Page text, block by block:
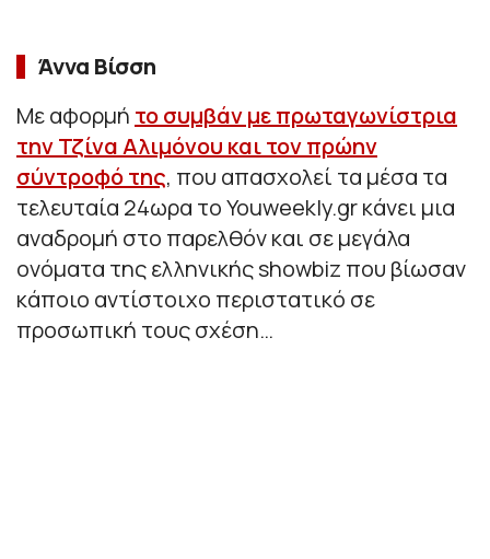
Άννα Βίσση
Με αφορμή το συμβάν με πρωταγωνίστρια
την Τζίνα Αλιμόνου και τον πρώην
σύντροφό της, που απασχολεί τα μέσα τα
τελευταία 24ωρα το Youweekly.gr κάνει μια
αναδρομή στο παρελθόν και σε μεγάλα
ονόματα της ελληνικής showbiz που βίωσαν
κάποιο αντίστοιχο περιστατικό σε
προσωπική τους σχέση…